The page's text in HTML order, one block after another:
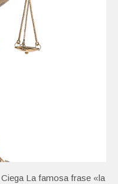
La famosa frase «la